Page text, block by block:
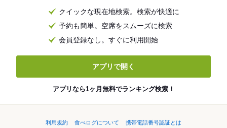
クイックな現在地検索。検索が快適に
予約も簡単。空席をスムーズに検索
会員登録なし。すぐに利用開始
アプリで開く
アプリなら1ヶ月無料でランキング検索！
利用規約 食べログについて
携帯電話番号認証とは